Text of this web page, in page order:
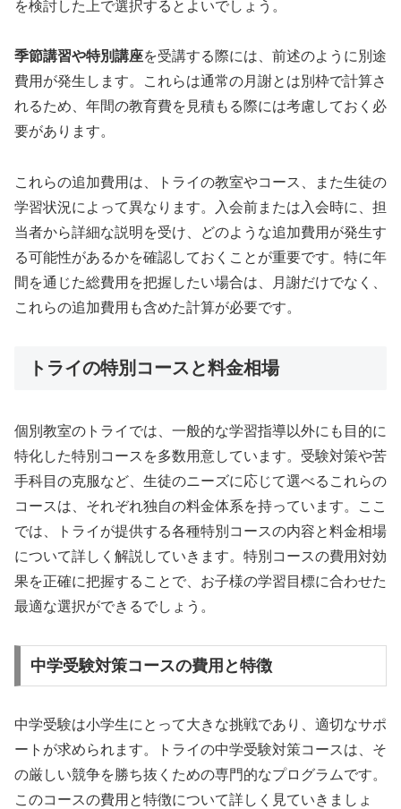
を検討した上で選択するとよいでしょう。
季節講習や特別講座を受講する際には、前述のように別途
費用が発生します。これらは通常の月謝とは別枠で計算さ
れるため、年間の教育費を見積もる際には考慮しておく必
要があります。
これらの追加費用は、トライの教室やコース、また生徒の
学習状況によって異なります。入会前または入会時に、担
当者から詳細な説明を受け、どのような追加費用が発生す
る可能性があるかを確認しておくことが重要です。特に年
間を通じた総費用を把握したい場合は、月謝だけでなく、
これらの追加費用も含めた計算が必要です。
トライの特別コースと料金相場
個別教室のトライでは、一般的な学習指導以外にも目的に
特化した特別コースを多数用意しています。受験対策や苦
手科目の克服など、生徒のニーズに応じて選べるこれらの
コースは、それぞれ独自の料金体系を持っています。ここ
では、トライが提供する各種特別コースの内容と料金相場
について詳しく解説していきます。特別コースの費用対効
果を正確に把握することで、お子様の学習目標に合わせた
最適な選択ができるでしょう。
中学受験対策コースの費用と特徴
中学受験は小学生にとって大きな挑戦であり、適切なサポ
ートが求められます。トライの中学受験対策コースは、そ
の厳しい競争を勝ち抜くための専門的なプログラムです。
このコースの費用と特徴について詳しく見ていきましょ